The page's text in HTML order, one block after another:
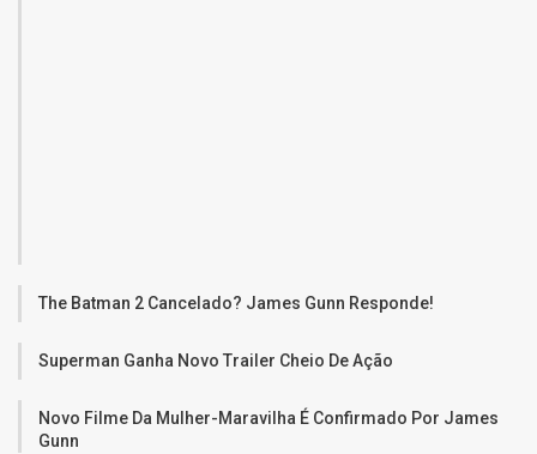
The Batman 2 Cancelado? James Gunn Responde!
Superman Ganha Novo Trailer Cheio De Ação
Novo Filme Da Mulher-Maravilha É Confirmado Por James
Gunn